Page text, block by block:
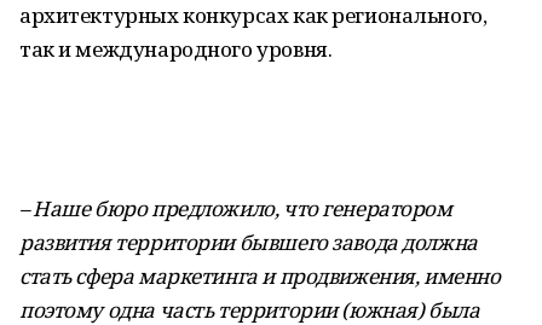
архитектурных конкурсах как регионального,
так и международного уровня.
– Нашебюро предложило, что генератором
развития территории бывшего завода должна
стать сфера маркетинга и продвижения, именно
поэтому одна часть территории (южная) была